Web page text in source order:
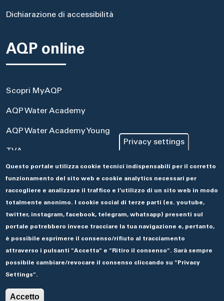
🌓
Dichiarazione di accessibilità
AQP online
Scopri MyAQP
AQP Water Academy
AQP Water Academy Young
TVA
Portale Acquisti
Aseco
© 2019 ACQUEDOTTO PUGLIESE.
Privacy settings
Questo portale utilizza cookie tecnici indispensabili per il corretto
funzionamento del sito web e cookie analytics necessari per
raccogliere e analizzare il traffico e l’utilizzo di un sito web in modo
totalmente anonimo. I cookie social di terze parti (es. youtube,
twitter, instagram, facebook, telegram, whatsapp) presenti sul
portale potrebbero invece tracciare la tua navigazione e, pertanto,
è possibile esprimere il consenso/rifiuto al tracciamento
attraverso i pulsanti "Accetta" e "Ritiro il consenso". Sarà sempre
possibile cambiare/revocare il consenso cliccando su "Privacy
Settings".
Accetto